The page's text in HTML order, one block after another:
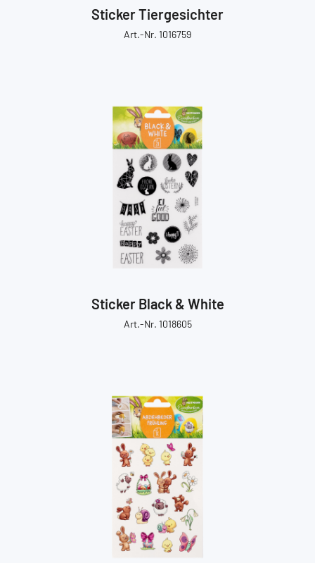
Sticker Tiergesichter
Art.-Nr. 1016759
Sticker Black & White
Art.-Nr. 1018605